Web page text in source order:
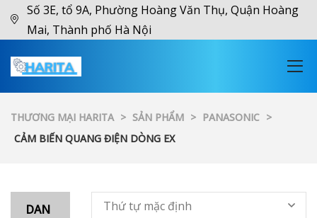
Số 3E, tổ 9A, Phường Hoàng Văn Thụ, Quận Hoàng
Mai, Thành phố Hà Nội
THƯƠNG MẠI HARITA > SẢN PHẨM > PANASONIC >
CẢM BIẾN QUANG ĐIỆN DÒNG EX
DAN
Thứ tự mặc định